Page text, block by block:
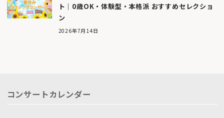
ト｜0歳OK・体験型・本格派 おすすめセレクショ
ン
2026年7月14日
コンサートカレンダー